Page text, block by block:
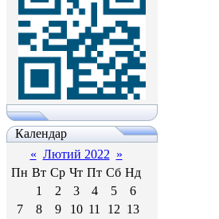
Календар
« Лютий 2022 »
Пн Вт Ср Чт Пт Сб Нд
1
2 3 4 5
6
7
8 9 10 11 12 13